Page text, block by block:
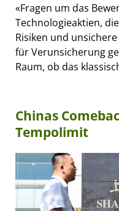
«Fragen um das
Technologieaktien,
Risiken und
für Verunsicherung
Raum, ob das
Chinas
Tempolimit